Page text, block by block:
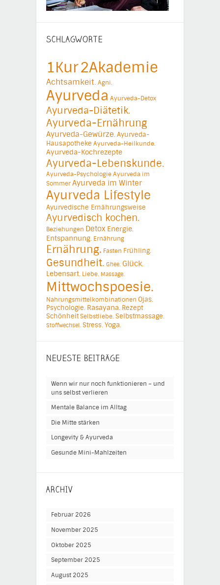
SCHLAGWORTE
1Kur2Akademie
Achtsamkeit. Agni.
Ayurveda Ayurveda-Detox
Ayurveda-Diätetik.
Ayurveda-Ernährung
Ayurveda-Gewürze.Ayurveda-
Hausapotheke Ayurveda-Heilkunde.
Ayurveda-Kochrezepte
Ayurveda-Lebenskunde.
Ayurveda-PsychologieAyurveda im
SommerAyurveda im Winter
Ayurveda Lifestyle
Ayurvedische Ernährungsweise
Ayurvedisch kochen.
Beziehungen Detox Energie.
Entspannung. Ernährung
Ernährung. Fasten Frühling.
Gesundheit. Ghee. Glück.
Lebensart. Liebe. Massage.
Mittwochspoesie.
Nahrungsmittelkombinationen Ojas.
Psychologie. Rasayana. Rezept
SchönheitSelbstliebe. Selbstmassage.
Stoffwechsel. Stress.Yoga.
NEUESTE BEITRÄGE
Wenn wir nur noch funktionieren – und
uns selbst verlieren
Mentale Balance im Alltag
Die Mitte stärken
Longevity & Ayurveda
Gesunde Mini-Mahlzeiten
ARCHIV
Februar 2026
November 2025
Oktober 2025
September 2025
August 2025